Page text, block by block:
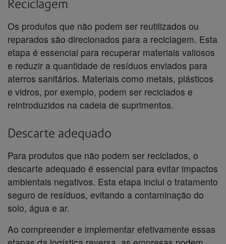
Reciclagem
Os produtos que não podem ser reutilizados ou
reparados são direcionados para a reciclagem. Esta
etapa é essencial para recuperar materiais valiosos
e reduzir a quantidade de resíduos enviados para
aterros sanitários. Materiais como metais, plásticos
e vidros, por exemplo, podem ser reciclados e
reintroduzidos na cadeia de suprimentos.
Descarte adequado
Para produtos que não podem ser reciclados, o
descarte adequado é essencial para evitar impactos
ambientais negativos. Esta etapa inclui o tratamento
seguro de resíduos, evitando a contaminação do
solo, água e ar.
Ao compreender e implementar efetivamente essas